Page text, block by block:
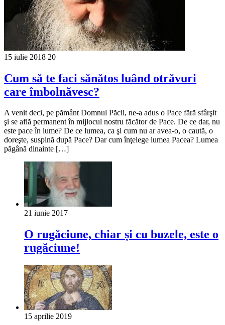
15 iulie 2018 20
Cum să te faci sănătos luând otrăvuri
care îmbolnăvesc?
A venit deci, pe pământ Domnul Păcii, ne-a adus o Pace fără sfârşit
şi se află permanent în mijlocul nostru făcător de Pace. De ce dar, nu
este pace în lume? De ce lumea, ca şi cum nu ar avea-o, o caută, o
doreşte, suspină după Pace? Dar cum înţelege lumea Pacea? Lumea
păgână dinainte […]
21 iunie 2017
O rugăciune, chiar și cu buzele, este o
rugăciune!
15 aprilie 2019